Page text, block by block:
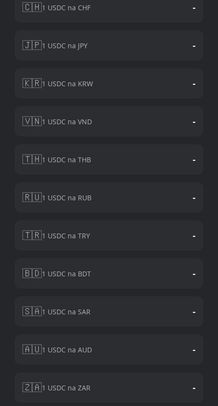
🇨🇭1 USDC na CHF -
🇯🇵1 USDC na JPY -
🇰🇷1 USDC na KRW -
🇻🇳1 USDC na VND -
🇹🇭1 USDC na THB -
🇷🇺1 USDC na RUB -
🇹🇷1 USDC na TRY -
🇧🇩1 USDC na BDT -
🇸🇦1 USDC na SAR -
🇦🇺1 USDC na AUD -
🇿🇦1 USDC na ZAR -